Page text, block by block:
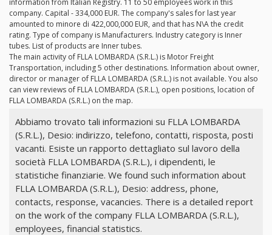
information from Italian Registry. 11 to 50 employees work in this
company. Capital - 334,000 EUR. The company's sales for last year
amounted to minore di 422,000,000 EUR, and that has N\A the credit
rating. Type of company is Manufacturers. Industry category is Inner
tubes. List of products are Inner tubes.
The main activity of FLLA LOMBARDA (S.R.L.) is Motor Freight
Transportation, including 5 other destinations. Information about owner,
director or manager of FLLA LOMBARDA (S.R.L.) is not available. You also
can view reviews of FLLA LOMBARDA (S.R.L.), open positions, location of
FLLA LOMBARDA (S.R.L.) on the map.
Abbiamo trovato tali informazioni su FLLA LOMBARDA
(S.R.L.), Desio: indirizzo, telefono, contatti, risposta, posti
vacanti. Esiste un rapporto dettagliato sul lavoro della
società FLLA LOMBARDA (S.R.L.), i dipendenti, le
statistiche finanziarie. We found such information about
FLLA LOMBARDA (S.R.L.), Desio: address, phone,
contacts, response, vacancies. There is a detailed report
on the work of the company FLLA LOMBARDA (S.R.L.),
employees, financial statistics.